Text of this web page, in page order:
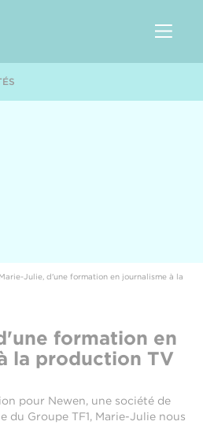
Marie-Julie, d'une formation en journalisme à la
formation en
la production TV
pour Newen, une société de
Groupe TF1, Marie-Julie nous